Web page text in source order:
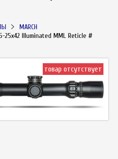
MARCH
25x42 Illuminated MML Reticle #
товар отсутствует